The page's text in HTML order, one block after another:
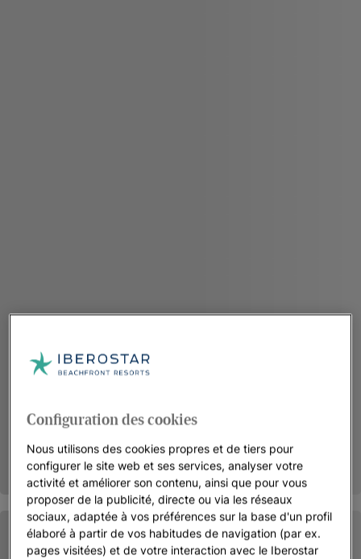
Configuration des cookies
Nous utilisons des cookies propres et de tiers pour
configurer le site web et ses services, analyser votre
activité et améliorer son contenu, ainsi que pour vous
proposer de la publicité, directe ou via les réseaux
sociaux, adaptée à vos préférences sur la base d'un profil
élaboré à partir de vos habitudes de navigation (par ex.
pages visitées) et de votre interaction avec le Iberostar